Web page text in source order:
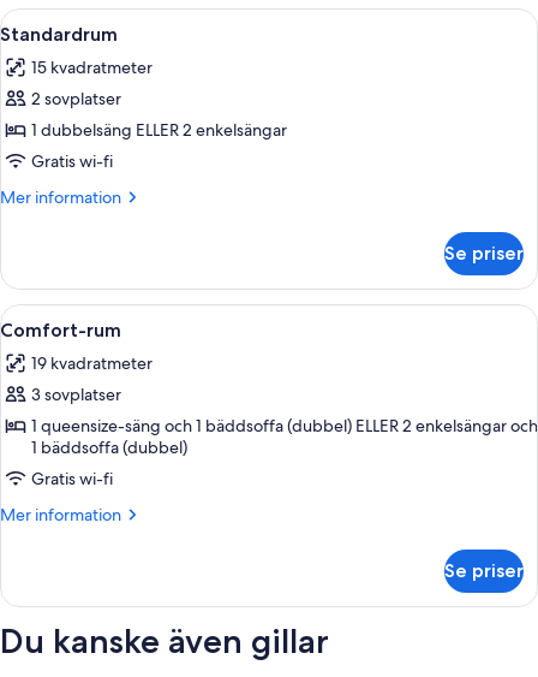
Öppna
alla
foton
för
Standardrum
Ett hotellrum med en stor säng, två
9
Standardrum
15 kvadratmeter
2 sovplatser
1 dubbelsäng ELLER 2 enkelsängar
Gratis wi-fi
Mer information
Mer
Se priser
Öppna
alla
foton
för
Comfort-
rum
Ett hotellrum med en dubbelsäng,
6
Comfort-rum
19 kvadratmeter
3 sovplatser
1 queensize-säng och 1 bäddsoffa (dubbel) ELLER 2 enkelsängar och
1 bäddsoffa (dubbel)
Gratis wi-fi
Mer information
Mer
rum
Se priser
Du kanske även gillar